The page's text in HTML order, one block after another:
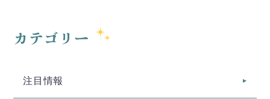
カテゴリー
注目情報